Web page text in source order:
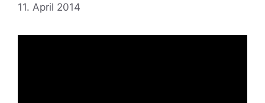
11. April 2014